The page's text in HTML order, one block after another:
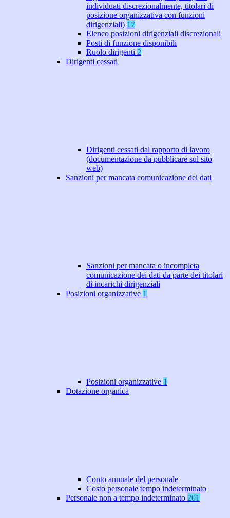
individuati discrezionalmente, titolari di
posizione organizzativa con funzioni
dirigenziali) 17
Elenco posizioni dirigenziali discrezionali
Posti di funzione disponibili
Ruolo dirigenti 2
Dirigenti cessati
Dirigenti cessati dal rapporto di lavoro
(documentazione da pubblicare sul sito
web)
Sanzioni per mancata comunicazione dei dati
Sanzioni per mancata o incompleta
comunicazione dei dati da parte dei titolari
di incarichi dirigenziali
Posizioni organizzative 1
Posizioni organizzative 1
Dotazione organica
Conto annuale del personale
Costo personale tempo indeterminato
Personale non a tempo indeterminato 201